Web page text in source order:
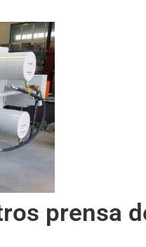
prensa